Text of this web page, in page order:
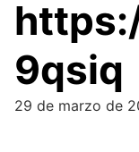
9qsiq
29 de marzo de